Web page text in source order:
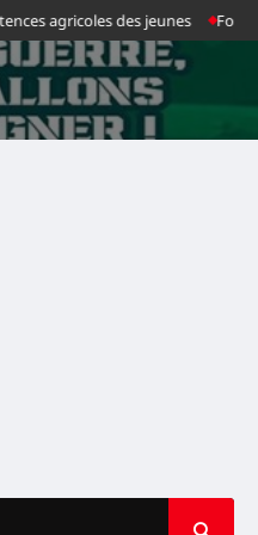
des jeunes Football :